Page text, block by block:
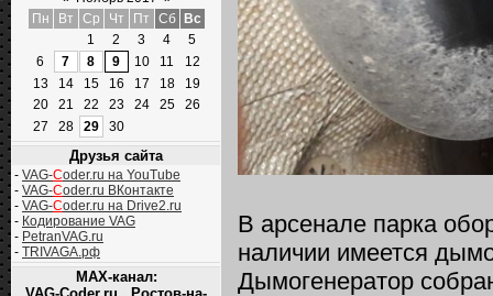
Пн
Вт Ср Чт Пт Сб
Вс
1
2 3 4
5
6
7 8 9 10 11
12
13
14 15 16 17 18
19
20
21 22 23 24 25
26
27
28 29 30
Друзья сайта
- VAG-Coder.ru на YouTube
- VAG-Coder.ru ВКонтакте
- VAG-Coder.ru на Drive2.ru
- Кодирование VAG
- PetranVAG.ru
- TRIVAGA.рф
MAX-канал:
В арсенале парка
наличии имеется
Дымогенератор